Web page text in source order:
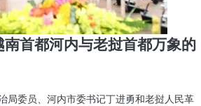
首都河内与老挝首都万象的
局委员、河内市委书记丁进勇和老挝人民革